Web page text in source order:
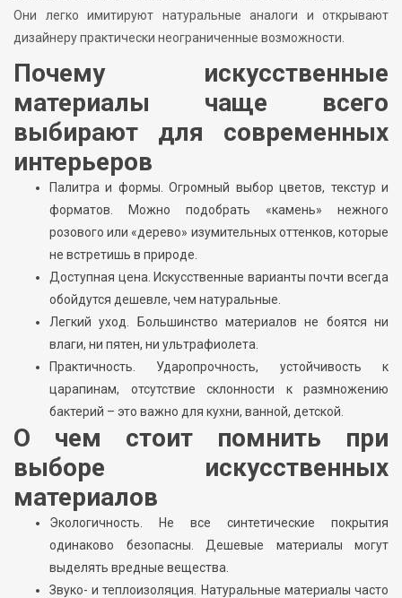
Они легко имитируют натуральные аналоги и открывают
дизайнеру практически неограниченные возможности.
Почему искусственные
материалы чаще всего
выбирают для современных
интерьеров
Палитра и формы. Огромный выбор цветов, текстур и
форматов. Можно подобрать «камень» нежного
розового или «дерево» изумительных оттенков, которые
не встретишь в природе.
Доступная цена. Искусственные варианты почти всегда
обойдутся дешевле, чем натуральные.
Легкий уход. Большинство материалов не боятся ни
влаги, ни пятен, ни ультрафиолета.
Практичность. Ударопрочность, устойчивость к
царапинам, отсутствие склонности к размножению
бактерий – это важно для кухни, ванной, детской.
О чем стоит помнить при
выборе искусственных
материалов
Экологичность. Не все синтетические покрытия
одинаково безопасны. Дешевые материалы могут
выделять вредные вещества.
Звуко- и теплоизоляция. Натуральные материалы часто